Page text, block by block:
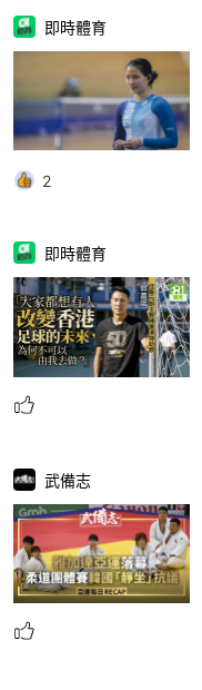
即時體育
2
即時體育
武備志